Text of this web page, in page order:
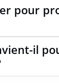
pour
il